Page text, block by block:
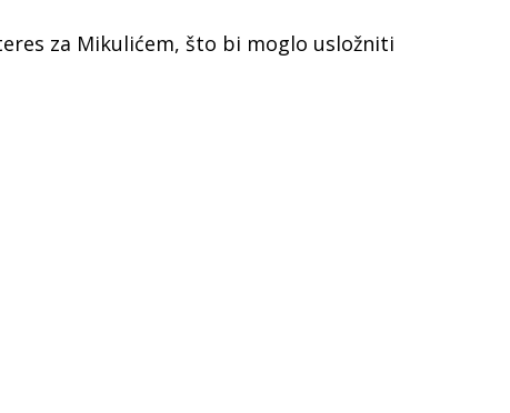
za Mikulićem, što bi moglo usložniti